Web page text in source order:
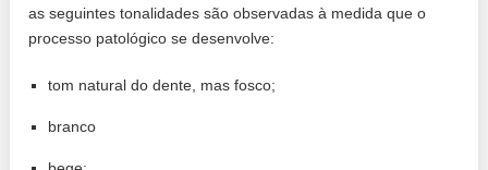
as seguintes tonalidades são observadas à medida que o
processo patológico se desenvolve:
tom natural do dente, mas fosco;
branco